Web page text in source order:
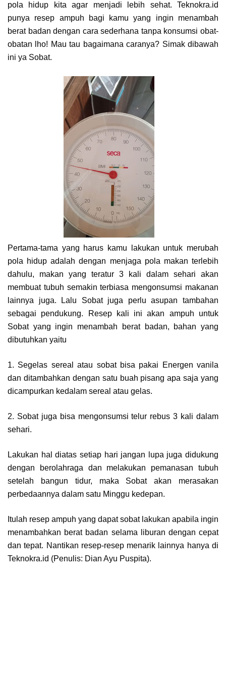
pola hidup kita agar menjadi lebih sehat. Teknokra.id
punya resep ampuh bagi kamu yang ingin menambah
berat badan dengan cara sederhana tanpa konsumsi obat-
obatan lho! Mau tau bagaimana caranya? Simak dibawah
ini ya Sobat.
Pertama-tama yang harus kamu lakukan untuk merubah
pola hidup adalah dengan menjaga pola makan terlebih
dahulu, makan yang teratur 3 kali dalam sehari akan
membuat tubuh semakin terbiasa mengonsumsi makanan
lainnya juga. Lalu Sobat juga perlu asupan tambahan
sebagai pendukung. Resep kali ini akan ampuh untuk
Sobat yang ingin menambah berat badan, bahan yang
dibutuhkan yaitu
1. Segelas sereal atau sobat bisa pakai Energen vanila
dan ditambahkan dengan satu buah pisang apa saja yang
dicampurkan kedalam sereal atau gelas.
2. Sobat juga bisa mengonsumsi telur rebus 3 kali dalam
sehari.
Lakukan hal diatas setiap hari jangan lupa juga didukung
dengan berolahraga dan melakukan pemanasan tubuh
setelah bangun tidur, maka Sobat akan merasakan
perbedaannya dalam satu Minggu kedepan.
Itulah resep ampuh yang dapat sobat lakukan apabila ingin
menambahkan berat badan selama liburan dengan cepat
dan tepat. Nantikan resep-resep menarik lainnya hanya di
Teknokra.id (Penulis: Dian Ayu Puspita).